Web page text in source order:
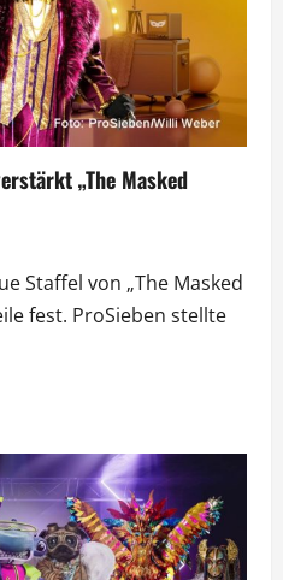
„The Masked
Staffel von „The Masked
fest. ProSieben stellte